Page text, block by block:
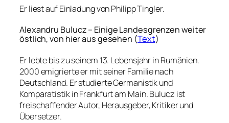
Er liest auf Einladung von Philipp Tingler.
Alexandru Bulucz – Einige Landesgrenzen weiter
östlich, von hier aus gesehen (Text)
Er lebte bis zu seinem 13. Lebensjahr in Rumänien.
2000 emigrierte er mit seiner Familie nach
Deutschland. Er studierte Germanistik und
Komparatistik in Frankfurt am Main. Bulucz ist
freischaffender Autor, Herausgeber, Kritiker und
Übersetzer.